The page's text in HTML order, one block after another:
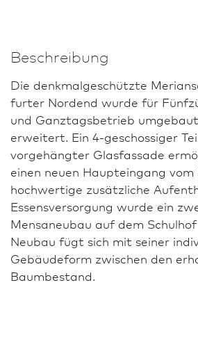
Beschreibung
Die denkmalgeschützte
furter Nordend wurde für
und Ganztagsbetrieb
erweitert. Ein 4-geschossiger
vorgehängter Glasfassade
einen neuen Haupteingang vom
hochwertige zusätzliche
Essensversorgung wurde ein
Mensaneubau auf dem
Neu­bau fügt sich mit seiner
Gebäudeform zwischen den
Baumbestand.